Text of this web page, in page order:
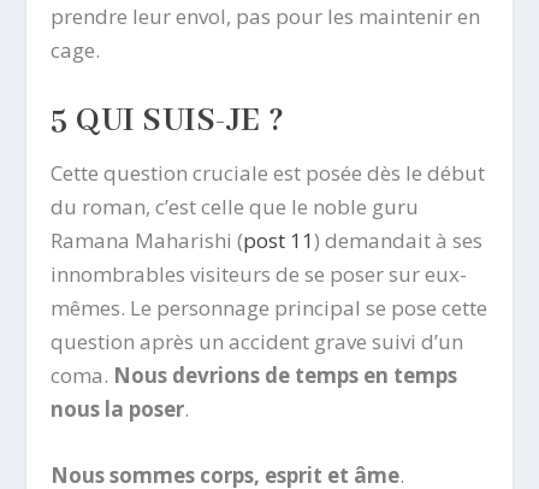
prendre leur envol, pas pour les maintenir en
cage.
5 QUI SUIS-JE ?
Cette question cruciale est posée dès le début
du roman, c’est celle que le noble guru
Ramana Maharishi (post 11) demandait à ses
innombrables visiteurs de se poser sur eux-
mêmes. Le personnage principal se pose cette
question après un accident grave suivi d’un
coma. Nous devrions de temps en temps
nous la poser.
Nous sommes corps, esprit et âme.